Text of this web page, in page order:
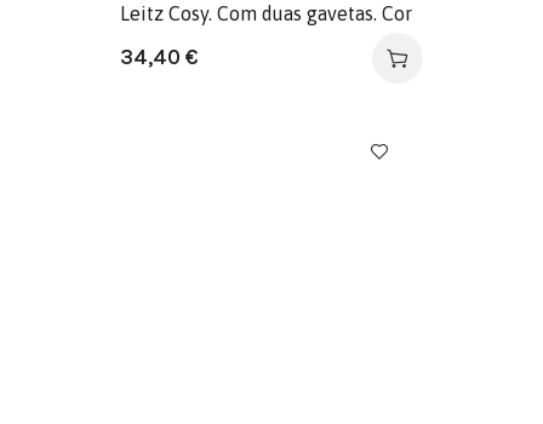
Leitz Cosy. Com duas gavetas. Cor
34,40 €